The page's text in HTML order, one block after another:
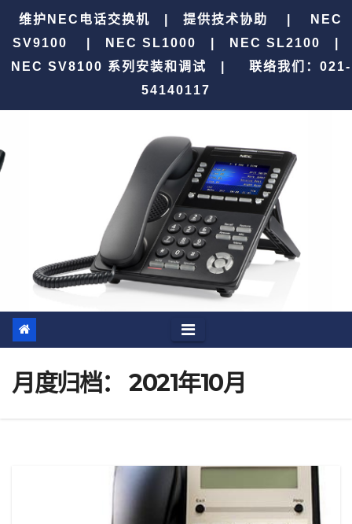
维护NEC电话交换机 | 提供技术协助 | NEC
SV9100 | NEC SL1000 | NEC SL2100 |
NEC SV8100 系列安装和调试 |
联络我们：021-
54140117
月度归档： 2021年10月